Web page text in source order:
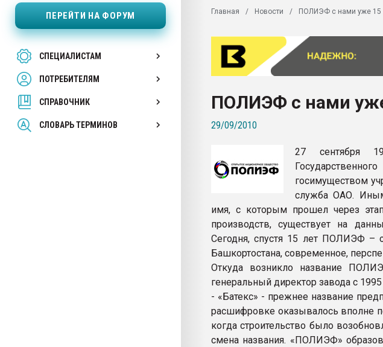
ПЕРЕЙТИ НА ФОРУМ
СПЕЦИАЛИСТАМ
ПОТРЕБИТЕЛЯМ
СПРАВОЧНИК
СЛОВАРЬ ТЕРМИНОВ
Вакуум-формовочные машины:
28.07.2026 Автоматизация выходит на
первый план в переработке
пластмасс
ситуацией на строительном рынке
Всё, что касается выдува ПЭТ
бутылок
ПЕРЕЙТИ НА ФОРУМ
Главная Новости ПОЛИЭФ с нами уже 15
ПОЛИЭФ с нами
29/09/2010
27 сентября
госимуществом
служба ОАО.
имя, с которым прошел через
производств, существует на
Сегодня, спустя 15 лет ПОЛИЭФ –
Башкортостана, современное,
Откуда возникло название
генеральный директор завода с
- «Батекс» - прежнее название
расшифровке оказывалось вполне
когда строительство было
смена названия. «ПОЛИЭФ»